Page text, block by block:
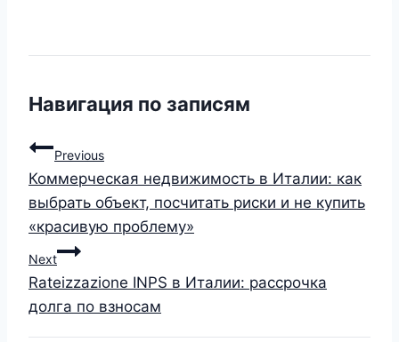
Навигация по записям
Previous
Коммерческая недвижимость в Италии: как
выбрать объект, посчитать риски и не купить
«красивую проблему»
Next
Rateizzazione INPS в Италии: рассрочка
долга по взносам